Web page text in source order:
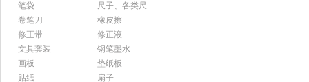
笔袋
尺子、各类尺
卷笔刀
橡皮擦
修正带
修正液
文具套装
钢笔墨水
画板
垫纸板
贴纸
扇子